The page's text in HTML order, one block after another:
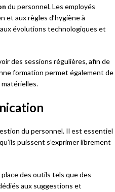
du personnel. Les employés
et aux règles d’hygiène à
évolutions technologiques et
des sessions régulières, afin de
formation permet également de
du personnel. Il est essentiel
puissent s’exprimer librement
des outils tels que des
aux suggestions et